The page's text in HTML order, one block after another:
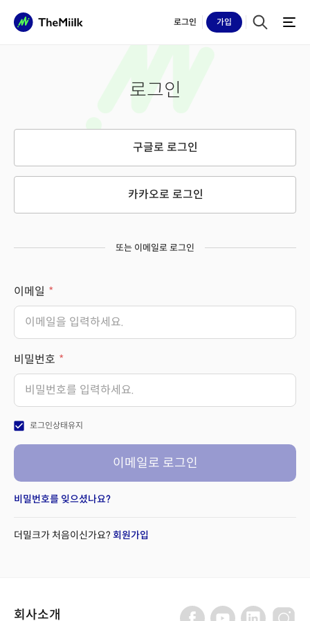
로그인 가입
로그인
구글로 로그인
카카오로 로그인
또는 이메일로 로그인
이메일
비밀번호
check_box 로그인상태유지
이메일로 로그인
비밀번호를 잊으셨나요?
더밀크가 처음이신가요? 회원가입
회사소개